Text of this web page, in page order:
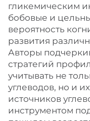
гликемическим
бобовые и
вероятность
развития
Авторы
стратегий
учитывать не
углеводов, но и
источников
инструментом